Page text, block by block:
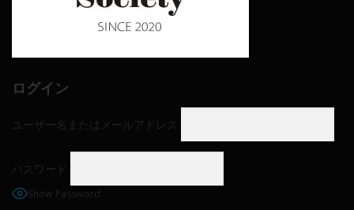
ログイン
ユーザー名またはメールアドレス
パスワード
Show Password